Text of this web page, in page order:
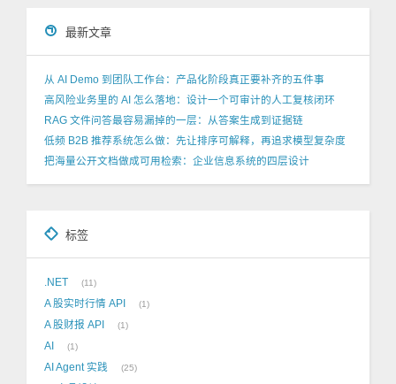
最新文章
从 AI Demo 到团队工作台：产品化阶段真正要补齐的五件事
高风险业务里的 AI 怎么落地：设计一个可审计的人工复核闭环
RAG 文件问答最容易漏掉的一层：从答案生成到证据链
低频 B2B 推荐系统怎么做：先让排序可解释，再追求模型复杂度
把海量公开文档做成可用检索：企业信息系统的四层设计
标签
.NET 11
A 股实时行情 API 1
A 股财报 API 1
AI 1
AI Agent 实践 25